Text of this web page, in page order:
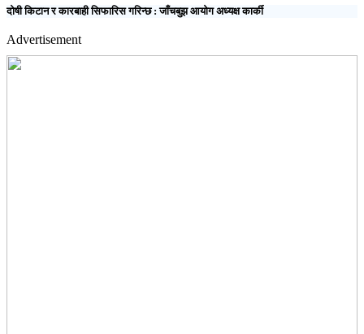
दोषी किटान र कारबाही सिफारिस गरिन्छ : जाँचबुझ आयोग अध्यक्ष कार्की
Advertisement